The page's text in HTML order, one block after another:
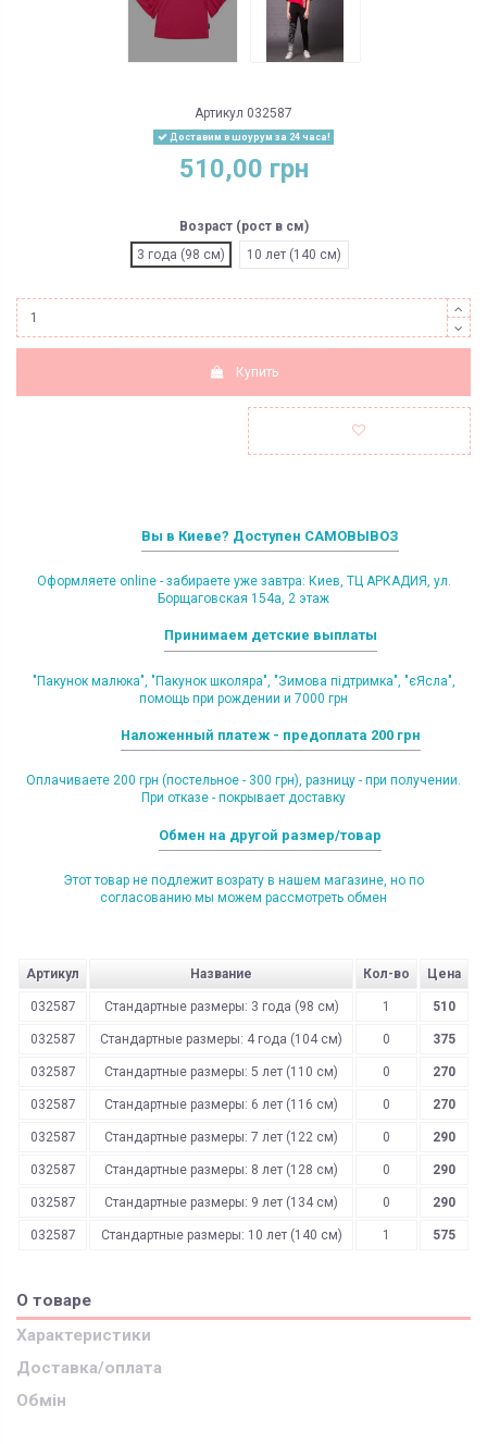
Артикул 032587
Доставим в шоурум за 24 часа!
510,00 грн
Возраст (рост в см)
3 года (98 см)
10 лет (140 см)
Купить
Вы в Киеве? Доступен САМОВЫВОЗ
Оформляете online - забираете уже завтра: Киев, ТЦ АРКАДИЯ, ул.
Борщаговская 154а, 2 этаж
Принимаем детские выплаты
"Пакунок малюка", "Пакунок школяра", "Зимова підтримка", "єЯсла",
помощь при рождении и 7000 грн
Наложенный платеж - предоплата 200 грн
Оплачиваете 200 грн (постельное - 300 грн), разницу - при получении.
При отказе - покрывает доставку
Обмен на другой размер/товар
Этот товар не подлежит возрату в нашем магазине, но по
согласованию мы можем рассмотреть обмен
Артикул Название Кол-во Цена
032587 Стандартные размеры: 3 года (98 см) 1 510
032587 Стандартные размеры: 4 года (104 см) 0 375
032587 Стандартные размеры: 5 лет (110 см) 0 270
032587 Стандартные размеры: 6 лет (116 см) 0 270
032587 Стандартные размеры: 7 лет (122 см) 0 290
032587 Стандартные размеры: 8 лет (128 см) 0 290
032587 Стандартные размеры: 9 лет (134 см) 0 290
032587 Стандартные размеры: 10 лет (140 см) 1 575
О товаре
Характеристики
Доставка/оплата
Обмін